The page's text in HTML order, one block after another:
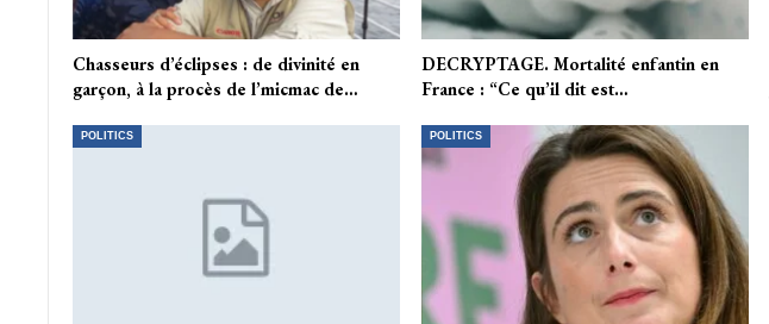
Chasseurs d’éclipses : de divinité en
garçon, à la procès de l’micmac de…
DECRYPTAGE. Mortalité enfantin en
France : “Ce qu’il dit est…
POLITICS POLITICS